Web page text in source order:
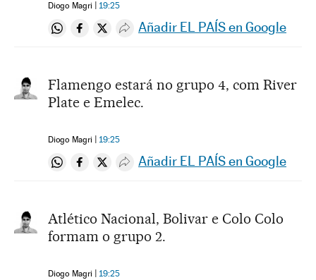
Diogo Magri 19:25
Compartir en Whatsapp
Compartir en Facebook
Compartir en Twitter
Desplegar Redes Sociales
Añadir EL PAÍS en Google
Flamengo estará no grupo 4, com River
Plate e Emelec.
Diogo Magri 19:25
Compartir en Whatsapp
Compartir en Facebook
Compartir en Twitter
Desplegar Redes Sociales
Añadir EL PAÍS en Google
Atlético Nacional, Bolivar e Colo Colo
formam o grupo 2.
Diogo Magri 19:25